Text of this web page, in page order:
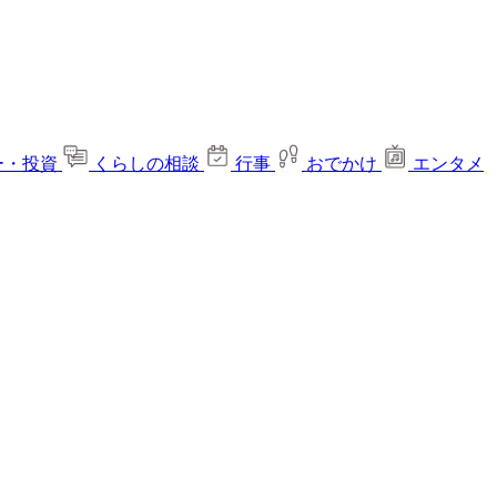
投資 くらしの相談 行事 おでかけ エンタメ